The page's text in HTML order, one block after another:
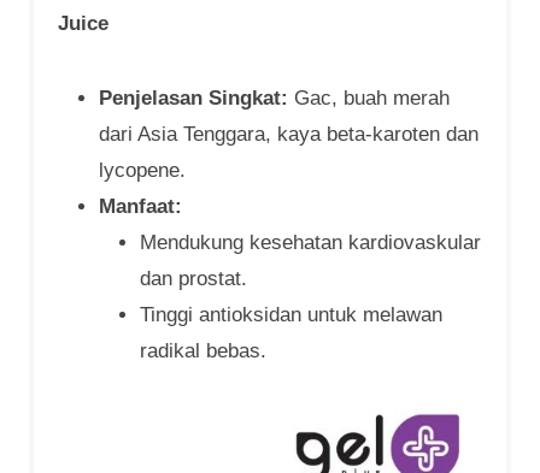
Juice
Penjelasan Singkat: Gac, buah merah
dari Asia Tenggara, kaya beta-karoten dan
lycopene.
Manfaat:
Mendukung kesehatan kardiovaskular
dan prostat.
Tinggi antioksidan untuk melawan
radikal bebas.